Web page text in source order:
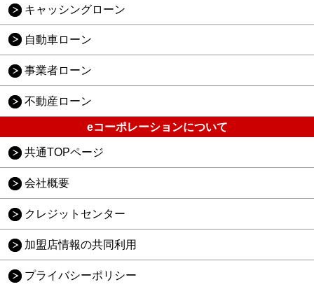
キャッシングローン
自動車ローン
事業者ローン
不動産ローン
eコーポレーションについて
共通TOPページ
会社概要
クレジットセンター
加盟店情報の共同利用
プライバシーポリシー